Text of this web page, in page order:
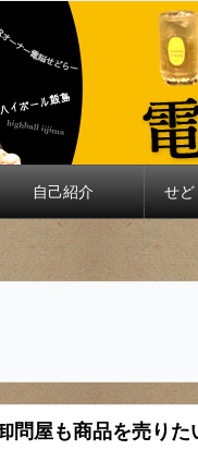
自己紹介 せ
問屋も商品を売り